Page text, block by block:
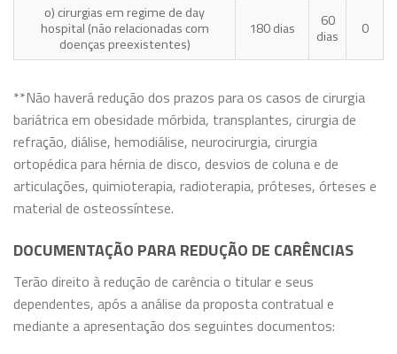
o) cirurgias em regime de day
hospital (não relacionadas com
doenças preexistentes)
180 dias
60
dias
0
**Não haverá redução dos prazos para os casos de cirurgia
bariátrica em obesidade mórbida, transplantes, cirurgia de
refração, diálise, hemodiálise, neurocirurgia, cirurgia
ortopédica para hérnia de disco, desvios de coluna e de
articulações, quimioterapia, radioterapia, próteses, órteses e
material de osteossíntese.
DOCUMENTAÇÃO PARA REDUÇÃO DE CARÊNCIAS
Terão direito à redução de carência o titular e seus
dependentes, após a análise da proposta contratual e
mediante a apresentação dos seguintes documentos: